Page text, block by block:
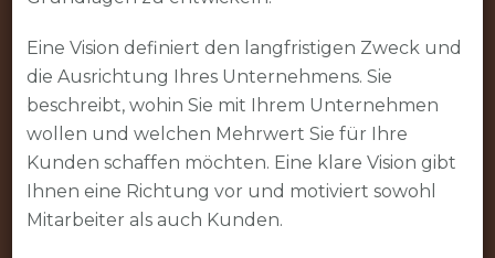
Eine Vision definiert den langfristigen Zweck und
die Ausrichtung Ihres Unternehmens. Sie
beschreibt, wohin Sie mit Ihrem Unternehmen
wollen und welchen Mehrwert Sie für Ihre
Kunden schaffen möchten. Eine klare Vision gibt
Ihnen eine Richtung vor und motiviert sowohl
Mitarbeiter als auch Kunden.